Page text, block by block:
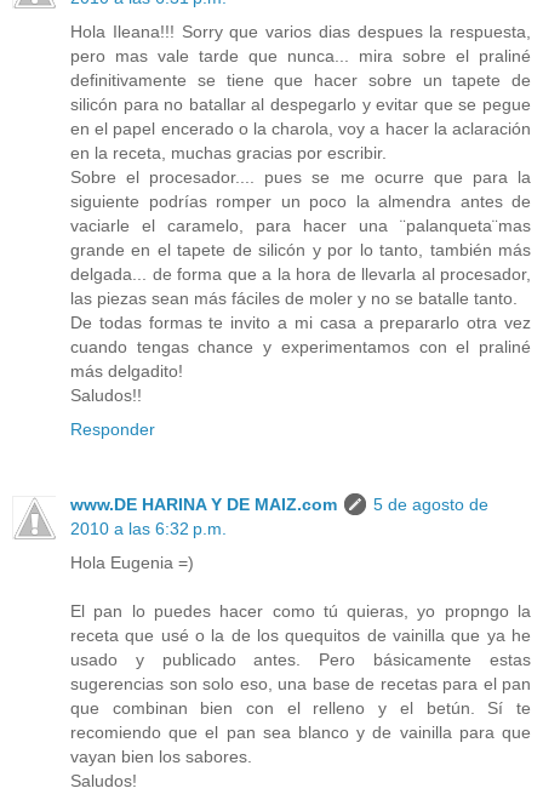
Hola Ileana!!! Sorry que varios dias despues la respuesta,
pero mas vale tarde que nunca... mira sobre el praliné
definitivamente se tiene que hacer sobre un tapete de
silicón para no batallar al despegarlo y evitar que se pegue
en el papel encerado o la charola, voy a hacer la aclaración
en la receta, muchas gracias por escribir.
Sobre el procesador.... pues se me ocurre que para la
siguiente podrías romper un poco la almendra antes de
vaciarle el caramelo, para hacer una ¨palanqueta¨mas
grande en el tapete de silicón y por lo tanto, también más
delgada... de forma que a la hora de llevarla al procesador,
las piezas sean más fáciles de moler y no se batalle tanto.
De todas formas te invito a mi casa a prepararlo otra vez
cuando tengas chance y experimentamos con el praliné
más delgadito!
Saludos!!
Responder
www.DE HARINA Y DE MAIZ.com
5 de agosto de
2010 a las 6:32 p.m.
Hola Eugenia =)
El pan lo puedes hacer como tú quieras, yo propngo la
receta que usé o la de los quequitos de vainilla que ya he
usado y publicado antes. Pero básicamente estas
sugerencias son solo eso, una base de recetas para el pan
que combinan bien con el relleno y el betún. Sí te
recomiendo que el pan sea blanco y de vainilla para que
vayan bien los sabores.
Saludos!